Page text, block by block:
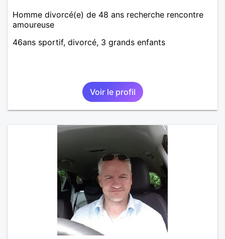
Homme divorcé(e) de 48 ans recherche rencontre
amoureuse
46ans sportif, divorcé, 3 grands enfants
Voir le profil